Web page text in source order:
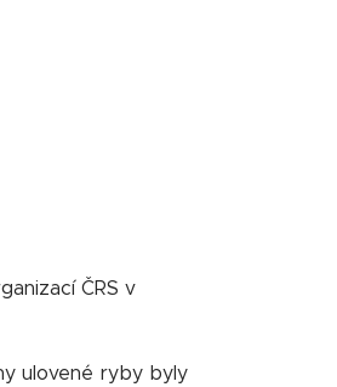
ČRS v
ulovené ryby byly